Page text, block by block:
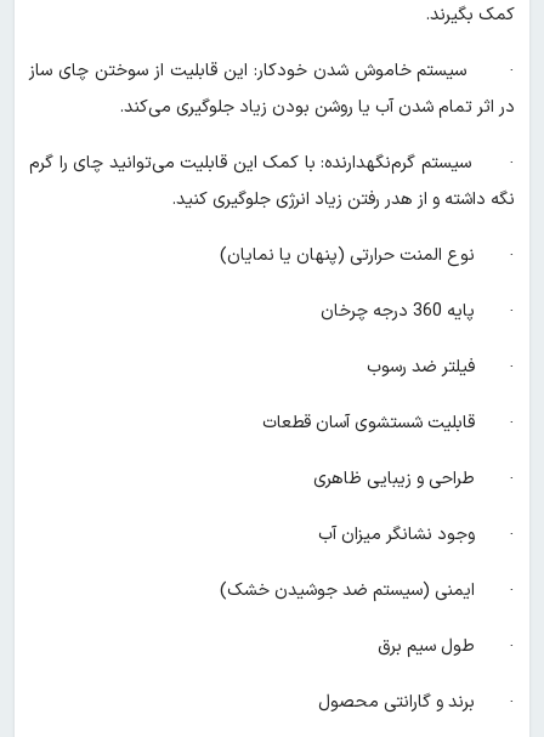
کمک بگیرند.
· سیستم خاموش شدن خودکار: این قابلیت از سوختن چای ساز
در اثر تمام شدن آب یا روشن بودن زیاد جلوگیری می‌کند.
· سیستم گرم‌نگهدارنده: با کمک این قابلیت می‌توانید چای را گرم
نگه داشته و از هدر رفتن زیاد انرژی جلوگیری کنید.
· نوع المنت حرارتی (پنهان یا نمایان)
· پایه 360 درجه چرخان
· فیلتر ضد رسوب
· قابلیت شستشوی آسان قطعات
· طراحی و زیبایی ظاهری
· وجود نشانگر میزان آب
· ایمنی (سیستم ضد جوشیدن خشک)
· طول سیم برق
· برند و گارانتی محصول